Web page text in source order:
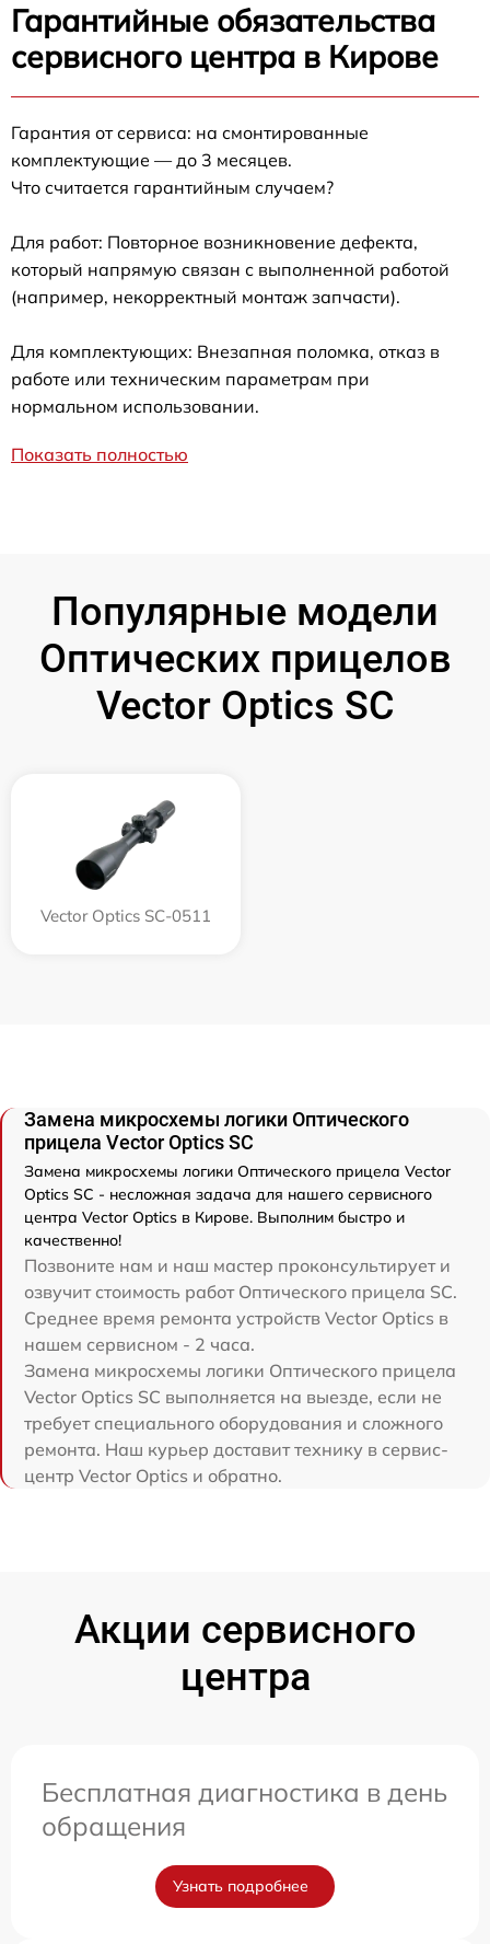
Гарантийные обязательства
сервисного центра в Кирове
Гарантия от сервиса: на смонтированные
комплектующие — до 3 месяцев.
Что считается гарантийным случаем?
Для работ: Повторное возникновение дефекта,
который напрямую связан с выполненной работой
(например, некорректный монтаж запчасти).
Для комплектующих: Внезапная поломка, отказ в
работе или техническим параметрам при
нормальном использовании.
Показать полностью
Популярные модели
Оптических прицелов
Vector Optics SC
Vector Optics SC-0511
Замена микросхемы логики Оптического
прицела Vector Optics SC
Замена микросхемы логики Оптического прицела Vector
Optics SC - несложная задача для нашего сервисного
центра Vector Optics в Кирове. Выполним быстро и
качественно!
Позвоните нам и наш мастер проконсультирует и
озвучит стоимость работ Оптического прицела SC.
Среднее время ремонта устройств Vector Optics в
нашем сервисном - 2 часа.
Замена микросхемы логики Оптического прицела
Vector Optics SC выполняется на выезде, если не
требует специального оборудования и сложного
ремонта. Наш курьер доставит технику в сервис-
центр Vector Optics и обратно.
Акции сервисного
центра
Бесплатная диагностика в день
обращения
Узнать подробнее